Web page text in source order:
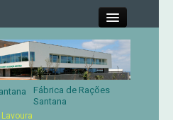
Contactos
Fábrica de Rações
Santana